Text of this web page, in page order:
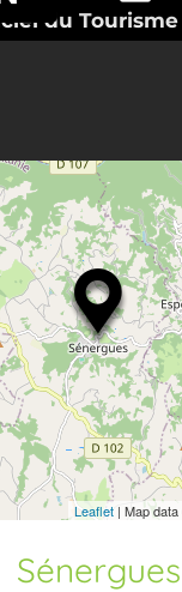
du
Leaflet | Map
Sénergues